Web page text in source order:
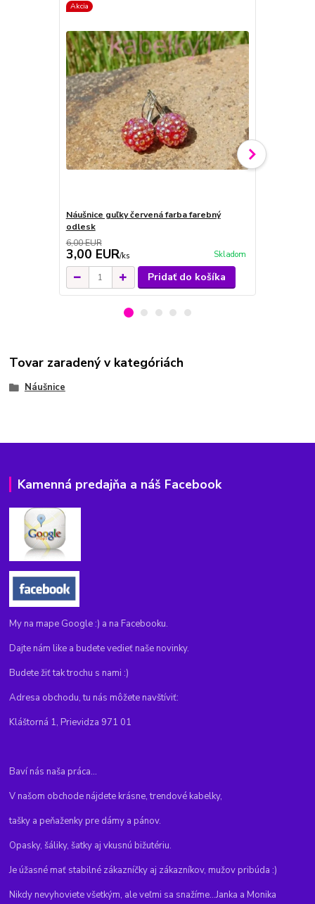
Akcia
Náušnice guľky červená farba farebný
odlesk
6,00 EUR
3,00 EUR/ks Skladom
Pridať do košíka
Tovar zaradený v kategóriách
Náušnice
Kamenná predajňa a náš Facebook
My na mape Google :) a na Facebooku.
Dajte nám like a budete vedieť naše novinky.
Budete žiť tak trochu s nami :)
Adresa obchodu, tu nás môžete navštíviť:
Kláštorná 1, Prievidza 971 01
Baví nás naša práca...
V našom obchode nájdete krásne, trendové kabelky,
tašky a peňaženky pre dámy a pánov.
Opasky, šáliky, šatky aj vkusnú bižutériu.
Je úžasné mať stabilné zákazníčky aj zákazníkov, mužov pribúda :)
Nikdy nevyhoviete všetkým, ale veľmi sa snažíme...Janka a Monika